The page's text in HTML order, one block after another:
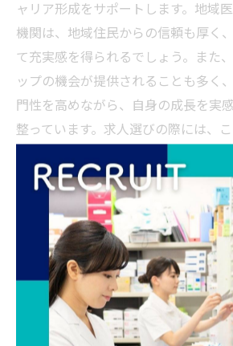
ャリア形成をサポートします。地域
機関は、地域住民からの信頼も厚く
て充実感を得られるでしょう。また
ップの機会が提供されることも多く
門性を高めながら、自身の成長を実
整っています。求人選びの際には、
アを築いていくことが可能です。
掛川市の薬剤師求人が
な働き方とは